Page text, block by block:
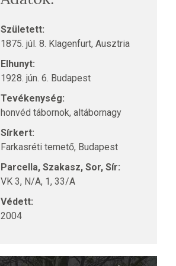
Született:
1875. júl. 8. Klagenfurt, Ausztria
Elhunyt:
1928. jún. 6. Budapest
Tevékenység:
honvéd tábornok, altábornagy
Sírkert:
Farkasréti temető, Budapest
Parcella, Szakasz, Sor, Sír:
VK 3, N/A, 1, 33/A
Védett:
2004